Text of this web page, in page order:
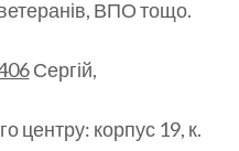
ВПО тощо.
Сергій,
центру: корпус 19, к.